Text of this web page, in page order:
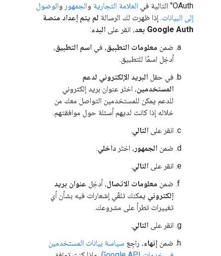
OAuth" التالية في العلامة التجارية والجمهور والوصول
إلى البيانات. إذا ظهرت لك الرسالة لم يتم إعداد منصة
Google Auth بعد
، انقر على البدء:
ضمن معلومات التطبيق، في اسم التطبيق،
أدخِل اسمًا للتطبيق.
في حقل البريد الإلكتروني لدعم
المستخدمين، اختَر عنوان بريد إلكتروني
للدعم يمكن للمستخدمين التواصل معك من
خلاله إذا كانت لديهم أسئلة حول موافقتهم.
انقر على التالي.
ضمن الجمهور ، اختَر داخلي.
انقر على التالي.
ضمن معلومات الاتصال، أدخِل عنوان بريد
إلكتروني يمكنك تلقّي إشعارات فيه بشأن أي
تغييرات تطرأ على مشروعك.
انقر على التالي.
ضمن إنهاء، راجِع سياسة بيانات المستخدمين